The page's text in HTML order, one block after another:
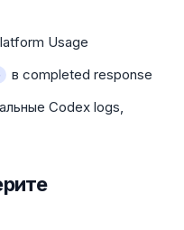
Usage
в completed response
Codex logs,